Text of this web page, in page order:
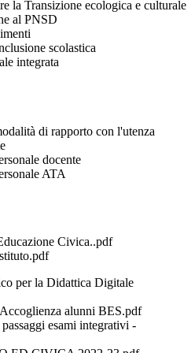
la Transizione ecologica e culturale
al PNSD
scolastica
integrata
di rapporto con l'utenza
docente
ATA
Civica..pdf
per la Didattica Digitale
alunni BES.pdf
esami integrativi -